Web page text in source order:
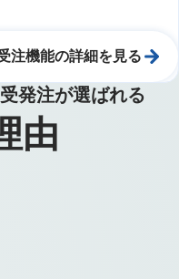
注機能の詳細を見る
発注が選ばれる
由